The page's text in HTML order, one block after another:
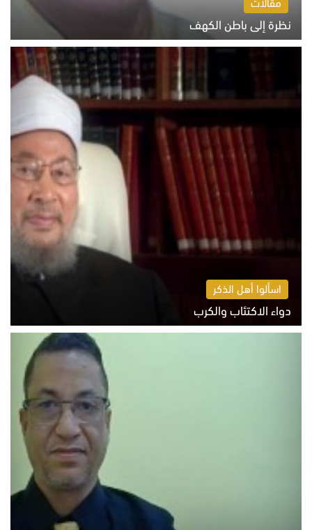
نظرة إلى باطن الكهف
السبت 8 أغسطس 2026 11:04 ص
اسألوا أهل الذكر
دواء الاكتئاب والكرب
السبت 8 أغسطس 2026 10:54 ص